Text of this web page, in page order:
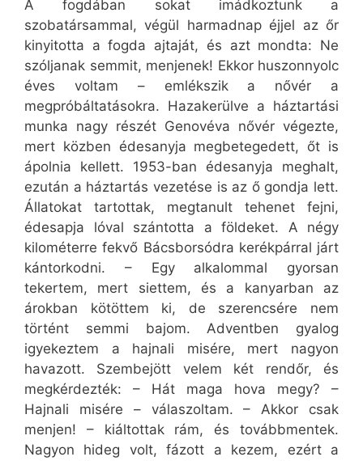
A fogdában sokat imádkoztunk a
szobatársammal, végül harmadnap éjjel az őr
kinyitotta a fogda ajtaját, és azt mondta: Ne
szóljanak semmit, menjenek! Ekkor huszonnyolc
éves voltam – emlékszik a nővér a
megpróbáltatásokra. Hazakerülve a háztartási
munka nagy részét Genovéva nővér végezte,
mert közben édesanyja megbetegedett, őt is
ápolnia kellett. 1953-ban édesanyja meghalt,
ezután a háztartás vezetése is az ő gondja lett.
Állatokat tartottak, megtanult tehenet fejni,
édesapja lóval szántotta a földeket. A négy
kilométerre fekvő Bácsborsódra kerékpárral járt
kántorkodni. – Egy alkalommal gyorsan
tekertem, mert siettem, és a kanyarban az
árokban kötöttem ki, de szerencsére nem
történt semmi bajom. Adventben gyalog
igyekeztem a hajnali misére, mert nagyon
havazott. Szembejött velem két rendőr, és
megkérdezték: – Hát maga hova megy? –
Hajnali misére – válaszoltam. – Akkor csak
menjen! – kiáltottak rám, és továbbmentek.
Nagyon hideg volt, fázott a kezem, ezért a